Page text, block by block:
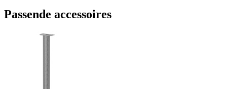
Passende accessoires